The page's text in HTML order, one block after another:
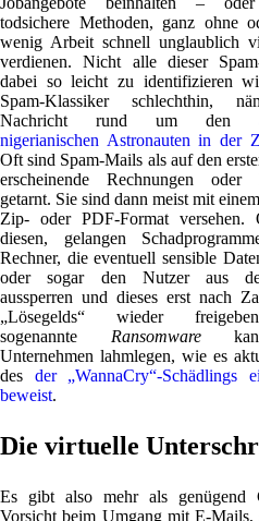
todsichere Methoden, ganz ohne
wenig Arbeit schnell unglaublich
verdienen. Nicht alle dieser
dabei so leicht zu identifizieren
Spam-Klassiker schlechthin,
Nachricht rund um den
nigerianischen Astronauten in der
Oft sind Spam-Mails als auf den
erscheinende Rechnungen oder
getarnt. Sie sind dann meist mit
Zip- oder PDF-Format versehen.
diesen, gelangen
Rechner, die eventuell sensible
oder sogar den Nutzer aus
aussperren und dieses erst nach
„Lösegelds“ wieder
sogenannte Ransomware
Unternehmen lahmlegen, wie es
des der „WannaCry“-Schädlings
beweist.
Die virtuelle
Es gibt also mehr als genügend
Vorsicht beim Umgang mit E-Mails,